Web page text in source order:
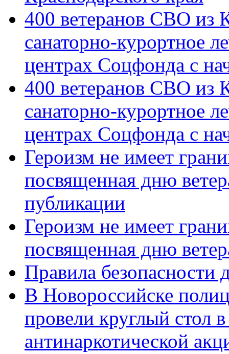
400 ветеранов СВО из
санаторно-курортное
центрах Соцфонда с
400 ветеранов СВО из
санаторно-курортное
центрах Соцфонда с
Героизм не имеет
посвященная дню
публикации
Героизм не имеет
посвященная дню
Правила безопасности
В Новороссийске
провели круглый стол
антинаркотической